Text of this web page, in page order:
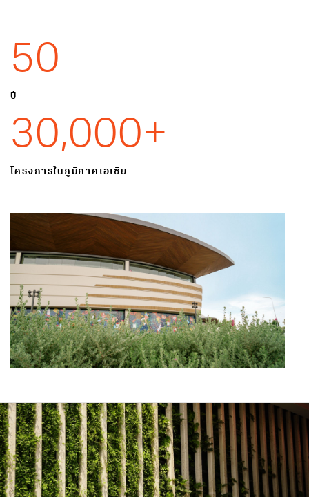
50
ปี
30,000+
โครงการในภูมิภาคเอเซีย